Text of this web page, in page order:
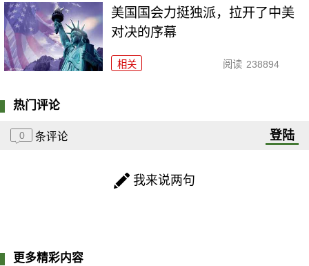
美国国会力挺独派，拉开了中美
对决的序幕
相关 阅读 238894
热门评论
0 条评论 登陆
我来说两句
更多精彩内容